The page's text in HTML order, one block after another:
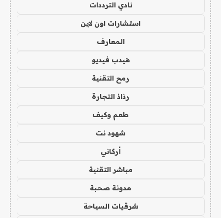
نادي الترددات
استشارات اون لاين
المعارف
هيدب فيديو
رمح التقنية
رذاذ التجارة
طعم وكيف
شهود نت
أركاني
مباشر التقنية
مدونة صحبة
شرقيات السياحة